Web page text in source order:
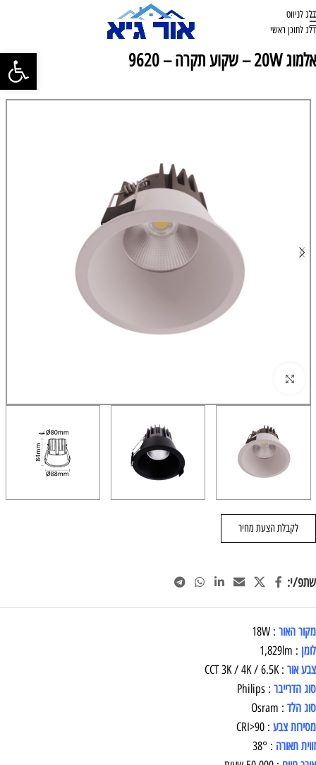
פתח
דלג לניווט
דלג לתוכן ראשי
אלמוג 20W – שקוע תקרה – 9620
לקבלת הצעת מחיר
שתפ/י:
מקור האור : 18W
לומן : 1,829lm
צבע אור : CCT 3K / 4K / 6.5K
סוג הדרייבר : Philips
סוג הלד : Osram
מסירות צבע : CRI>90
זווית תאורה : 38°